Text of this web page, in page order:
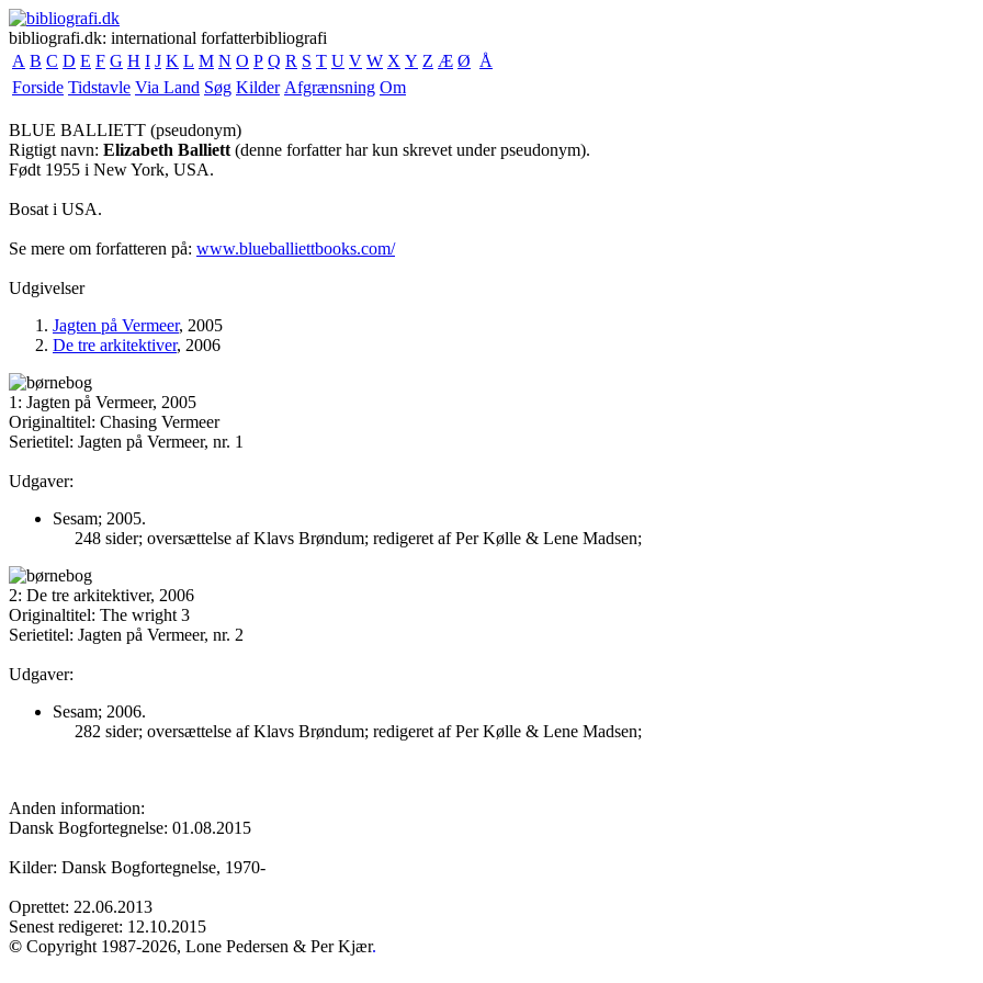
bibliografi.dk: international forfatterbibliografi
A B C D E F G H I J K L M N O P Q R S T U V W X Y Z Æ Ø Å
Forside Tidstavle Via Land Søg Kilder Afgrænsning Om
BLUE BALLIETT (pseudonym)
Rigtigt navn: Elizabeth Balliett (denne forfatter har kun skrevet under pseudonym).
Født 1955 i New York, USA.
Bosat i USA.
Se mere om forfatteren på: www.blueballiettbooks.com/
Udgivelser
Jagten på Vermeer, 2005
De tre arkitektiver, 2006
1: Jagten på Vermeer, 2005
Originaltitel: Chasing Vermeer
Serietitel: Jagten på Vermeer, nr. 1
Udgaver:
Sesam; 2005.
248 sider; oversættelse af Klavs Brøndum; redigeret af Per Kølle & Lene Madsen;
2: De tre arkitektiver, 2006
Originaltitel: The wright 3
Serietitel: Jagten på Vermeer, nr. 2
Udgaver:
Sesam; 2006.
282 sider; oversættelse af Klavs Brøndum; redigeret af Per Kølle & Lene Madsen;
Anden information:
Dansk Bogfortegnelse: 01.08.2015
Kilder: Dansk Bogfortegnelse, 1970-
Oprettet: 22.06.2013
Senest redigeret: 12.10.2015
© Copyright 1987-2026, Lone Pedersen & Per Kjær.